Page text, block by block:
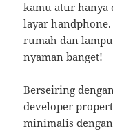
kamu atur hanya
layar
rumah dan
nyaman banget!
Berseiring
developer
minimalis